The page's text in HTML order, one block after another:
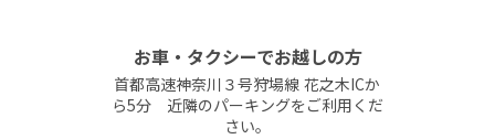
お車・タクシーでお越しの方
首都高速神奈川３号狩場線 花之木ICか
ら5分 近隣のパーキングをご利用くだ
さい。